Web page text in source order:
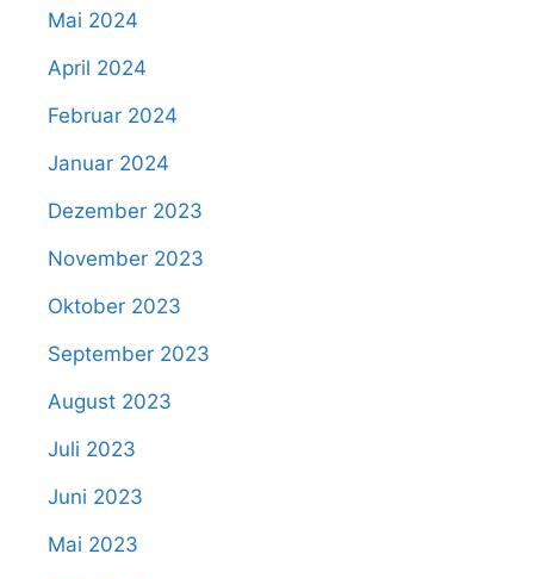
Mai 2024
April 2024
Februar 2024
Januar 2024
Dezember 2023
November 2023
Oktober 2023
September 2023
August 2023
Juli 2023
Juni 2023
Mai 2023